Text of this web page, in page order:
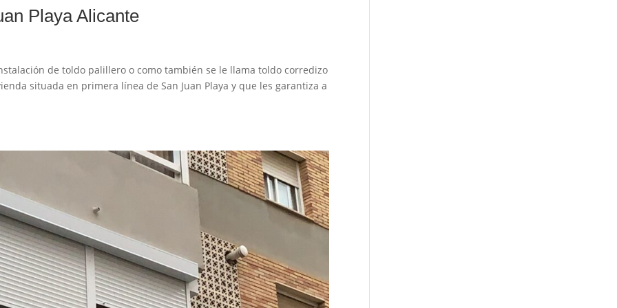
Playa Alicante
de toldo palillero o como también se le llama toldo corredizo
situada en primera línea de San Juan Playa y que les garantiza a